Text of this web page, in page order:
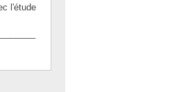
l'étude